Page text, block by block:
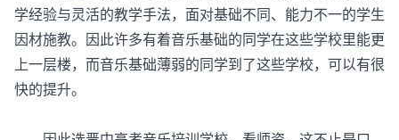
学经验与灵活的教学手法，面对基础不同、能力不一的学生
因材施教。因此许多有着音乐基础的同学在这些学校里能更
上一层楼，而音乐基础薄弱的同学到了这些学校，可以有很
快的提升。